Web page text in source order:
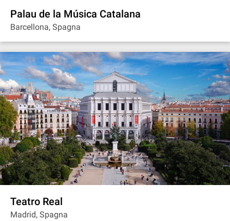
Palau de la Música Catalana
Barcellona, Spagna
Teatro Real
Madrid, Spagna